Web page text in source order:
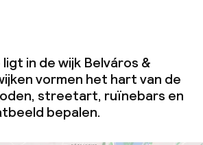
in de wijk Belváros &
vormen het hart van de
streetart, ruïnebars en
bepalen.